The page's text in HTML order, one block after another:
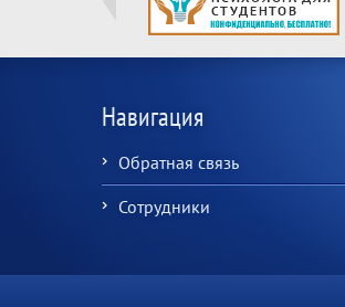
Навигация
Обратная связь
Сотрудники